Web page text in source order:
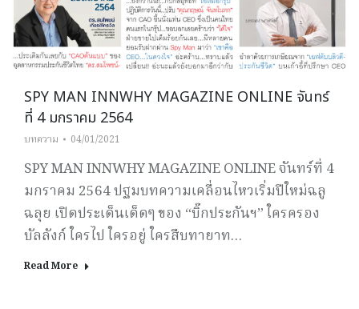
SPY MAN INNWHY MAGAZINE ONLINE จันทร์
ที่ 4 มกราคม 2564
บทความ 04/01/2021
SPY MAN INNWHY MAGAZINE ONLINE จันทร์ที่ 4
มกราคม 2564 ปฐมบทความเคลื่อนไหวเริ่มปีใหม่ฉลู
ฉลุย เปิดประเด็นเด็ดๆ ของ “บิ๊กประกันฯ” ใครครอง
บัลลังก์ ใครไป ใครอยู่ ใครสืบทายาท…
Read More